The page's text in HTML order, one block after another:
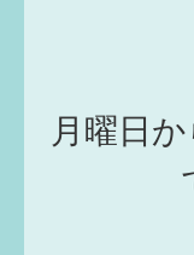
月曜日